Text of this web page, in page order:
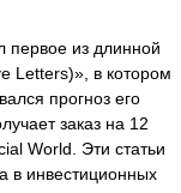
первое из длинной
Letters)», в котором
прогноз его
заказ на 12
World. Эти статьи
в инвестиционных